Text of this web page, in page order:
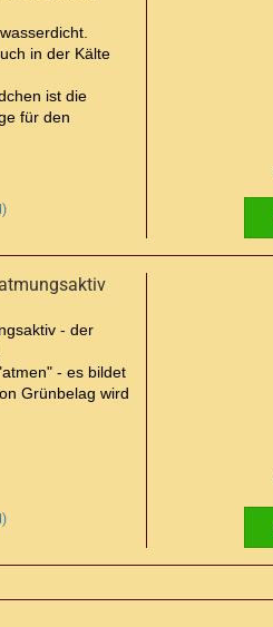
in der Kälte
ist die
für den
- der
- es bildet
Grünbelag wird